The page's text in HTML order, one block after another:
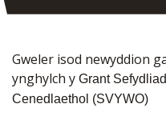
Gweler isod newyddion
ynghylch y Grant
Cenedlaethol (SVYWO)